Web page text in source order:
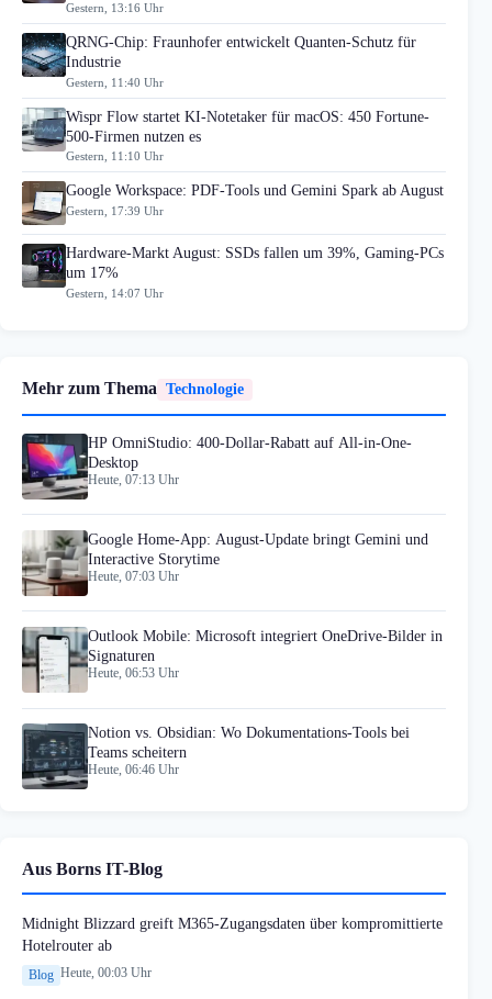
Gestern, 13:16 Uhr
QRNG-Chip: Fraunhofer entwickelt Quanten-Schutz für
Industrie
Gestern, 11:40 Uhr
Wispr Flow startet KI-Notetaker für macOS: 450 Fortune-
500-Firmen nutzen es
Gestern, 11:10 Uhr
Google Workspace: PDF-Tools und Gemini Spark ab August
Gestern, 17:39 Uhr
Hardware-Markt August: SSDs fallen um 39%, Gaming-PCs
um 17%
Gestern, 14:07 Uhr
Mehr zum Thema Technologie
HP OmniStudio: 400-Dollar-Rabatt auf All-in-One-
Desktop
Heute, 07:13 Uhr
Google Home-App: August-Update bringt Gemini und
Interactive Storytime
Heute, 07:03 Uhr
Outlook Mobile: Microsoft integriert OneDrive-Bilder in
Signaturen
Heute, 06:53 Uhr
Notion vs. Obsidian: Wo Dokumentations-Tools bei
Teams scheitern
Heute, 06:46 Uhr
Aus Borns IT-Blog
Midnight Blizzard greift M365-Zugangsdaten über kompromittierte
Hotelrouter ab
Blog Heute, 00:03 Uhr